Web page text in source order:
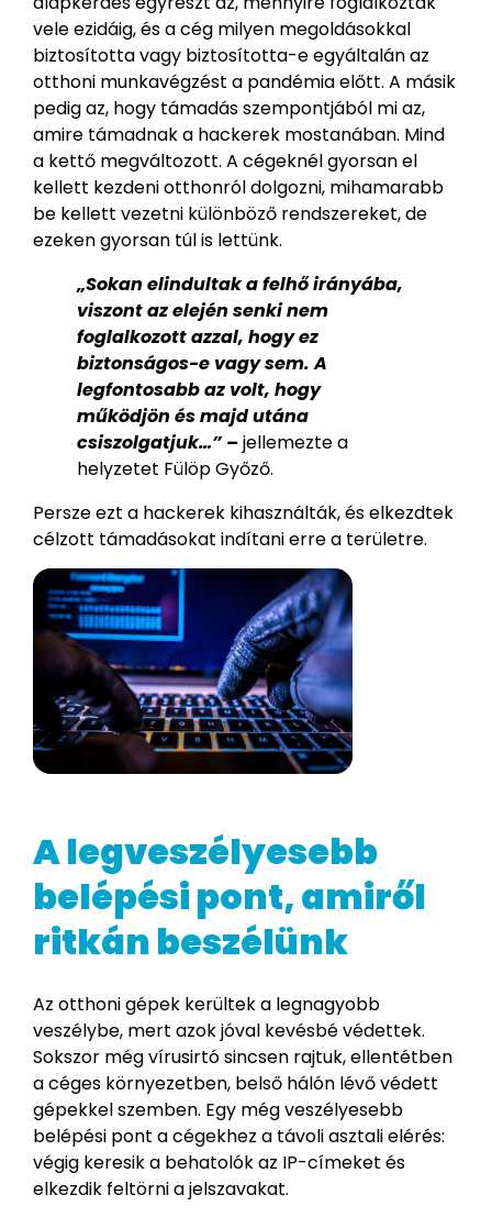
vele ezidáig, és a cég milyen megoldásokkal
biztosította vagy biztosította-e egyáltalán az
otthoni munkavégzést a pandémia előtt. A másik
pedig az, hogy támadás szempontjából mi az,
amire támadnak a hackerek mostanában. Mind
a kettő megváltozott. A cégeknél gyorsan el
kellett kezdeni otthonról dolgozni, mihamarabb
be kellett vezetni különböző rendszereket, de
ezeken gyorsan túl is lettünk.
„Sokan elindultak a felhő irányába,
viszont az elején senki nem
foglalkozott azzal, hogy ez
biztonságos-e vagy sem. A
legfontosabb az volt, hogy
működjön és majd utána
csiszolgatjuk…” –jellemezte a
helyzetet Fülöp Győző.
Persze ezt a hackerek kihasználták, és elkezdtek
célzott támadásokat indítani erre a területre.
A legveszélyesebb
belépési pont, amiről
ritkán beszélünk
Az otthoni gépek kerültek a legnagyobb
veszélybe, mert azok jóval kevésbé védettek.
Sokszor még vírusirtó sincsen rajtuk, ellentétben
a céges környezetben, belső hálón lévő védett
gépekkel szemben. Egy még veszélyesebb
belépési pont a cégekhez a távoli asztali elérés:
végig keresik a behatolók az IP-címeket és
elkezdik feltörni a jelszavakat.